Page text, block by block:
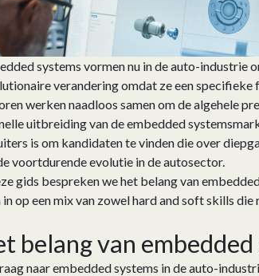
systems vormen nu in de auto-industrie
verandering omdat ze een
werken naadloos samen om de algehele
uitbreiding van de embedded
is om kandidaten te vinden die over
voortdurende evolutie in de autosector.
gids bespreken we het belang van
in op een mix van zowel hard and soft skills
belang van
naar embedded systems in de auto-